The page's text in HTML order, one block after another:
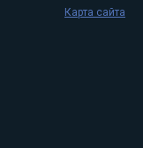
Карта сайта